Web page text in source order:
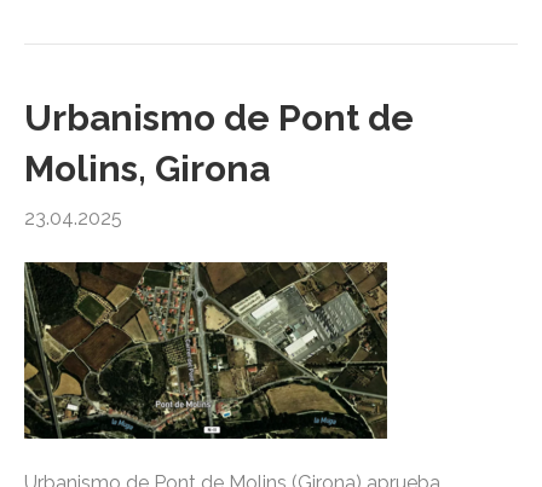
Urbanismo de Pont de
Molins, Girona
23.04.2025